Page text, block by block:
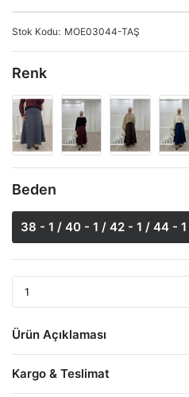
Stok Kodu MOE03044-TAŞ
Renk
Beden
38 - 1 / 40 - 1 / 42 - 1 / 44 - 1
Ürün Açıklaması
Kargo & Teslimat